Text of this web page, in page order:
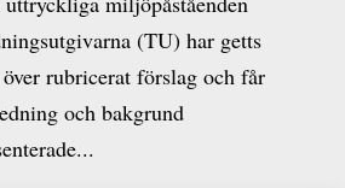
(TU) har getts
rubricerat förslag och får
och bakgrund